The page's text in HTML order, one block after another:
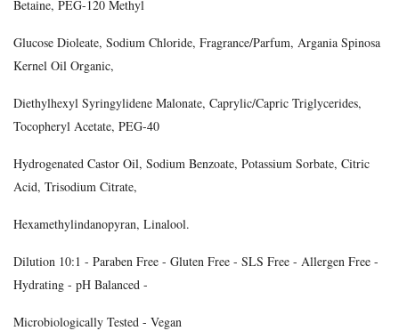
Betaine, PEG-120 Methyl
Glucose Dioleate, Sodium Chloride, Fragrance/Parfum, Argania Spinosa
Kernel Oil Organic,
Diethylhexyl Syringylidene Malonate, Caprylic/Capric Triglycerides,
Tocopheryl Acetate, PEG-40
Hydrogenated Castor Oil, Sodium Benzoate, Potassium Sorbate, Citric
Acid, Trisodium Citrate,
Hexamethylindanopyran, Linalool.
Dilution 10:1 - Paraben Free - Gluten Free - SLS Free - Allergen Free -
Hydrating - pH Balanced -
Microbiologically Tested - Vegan